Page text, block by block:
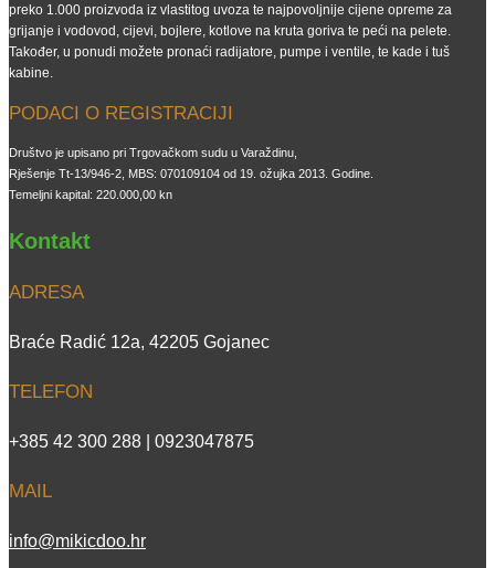
preko 1.000 proizvoda iz vlastitog uvoza te najpovoljnije cijene opreme za
grijanje i vodovod, cijevi, bojlere, kotlove na kruta goriva te peći na pelete.
Također, u ponudi možete pronaći radijatore, pumpe i ventile, te kade i tuš
kabine.
PODACI O REGISTRACIJI
Društvo je upisano pri Trgovačkom sudu u Varaždinu,
Rješenje Tt-13/946-2, MBS: 070109104 od 19. ožujka 2013. Godine.
Temeljni kapital: 220.000,00 kn
Kontakt
ADRESA
Braće Radić 12a, 42205 Gojanec
TELEFON
+385 42 300 288 | 0923047875
MAIL
info@mikicdoo.hr